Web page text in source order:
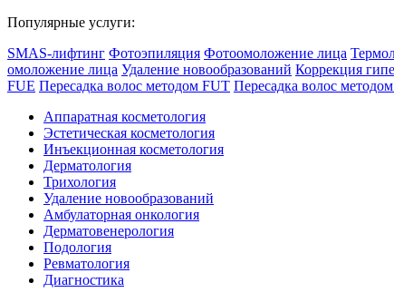
Популярные услуги:
SMAS-лифтинг Фотоэпиляция Фотоомоложение лица
омоложение лица Удаление новообразований Коррекция
FUE Пересадка волос методом FUT Пересадка волос
Аппаратная косметология
Эстетическая косметология
Инъекционная косметология
Дермато­логия
Трихология
Удаление новообразований
Амбулаторная онкология
Дерматовенерология
Подология
Ревматология
Диагностика